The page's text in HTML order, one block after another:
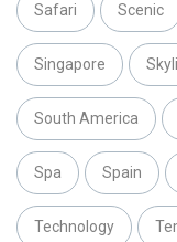
Safari Scenic
Singapore
South America
Spa Spain
Technology